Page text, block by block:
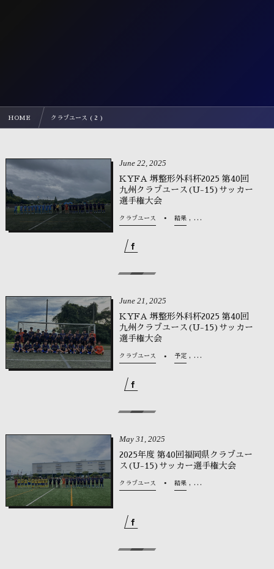
HOME クラブユース ( 2 )
June 22 ,2025
KYFA 堺整形外科杯2025 第40回
九州クラブユース(U-15)サッカー
選手権大会
クラブユース 結果 , …
June 21 ,2025
KYFA 堺整形外科杯2025 第40回
九州クラブユース(U-15)サッカー
選手権大会
クラブユース 予定 , …
May 31 ,2025
2025年度 第40回福岡県クラブユー
ス(U-15)サッカー選手権大会
クラブユース 結果 , …